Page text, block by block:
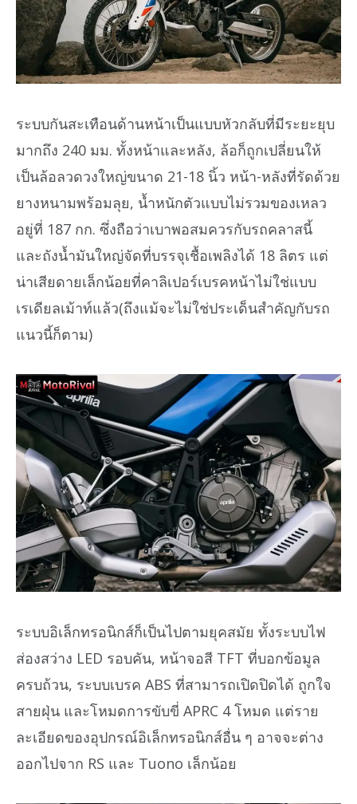
ระบบกันสะเทือนด้านหน้าเป็นแบบหัวกลับที่มีระยะยุบ
มากถึง 240 มม. ทั้งหน้าและหลัง, ล้อก็ถูกเปลี่ยนให้
เป็นล้อลวดวงใหญ่ขนาด 21-18 นิ้ว หน้า-หลังที่รัดด้วย
ยางหนามพร้อมลุย, น้ำหนักตัวแบบไม่รวมของเหลว
อยู่ที่ 187 กก. ซึ่งถือว่าเบาพอสมควรกับรถคลาสนี้
และถังน้ำมันใหญ่จัดที่บรรจุเชื้อเพลิงได้ 18 ลิตร แต่
น่าเสียดายเล็กน้อยที่คาลิเปอร์เบรคหน้าไม่ใช่แบบ
เรเดียลเม้าท์แล้ว(ถึงแม้จะไม่ใช่ประเด็นสำคัญกับรถ
แนวนี้ก็ตาม)
ระบบอิเล็กทรอนิกส์ก็เป็นไปตามยุคสมัย ทั้งระบบไฟ
ส่องสว่าง LED รอบคัน, หน้าจอสี TFT ที่บอกข้อมูล
ครบถ้วน, ระบบเบรค ABS ที่สามารถเปิดปิดได้ ถูกใจ
สายฝุ่น และโหมดการขับขี่ APRC 4 โหมด แต่ราย
ละเอียดของอุปกรณ์อิเล็กทรอนิกส์อื่น ๆ อาจจะต่าง
ออกไปจาก RS และ Tuono เล็กน้อย